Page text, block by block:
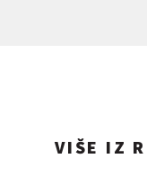
VIŠE IZ